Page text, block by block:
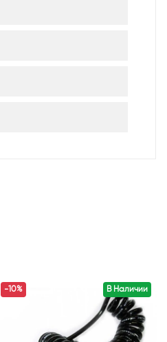
В Наличии
-10%